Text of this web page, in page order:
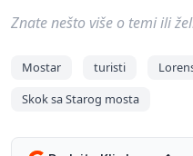
Znate nešto više o temi ili
Mostar turisti
Skok sa Starog mosta